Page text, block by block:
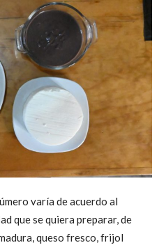
varía de acuerdo al
que se quiera preparar, de
queso fresco, frijol